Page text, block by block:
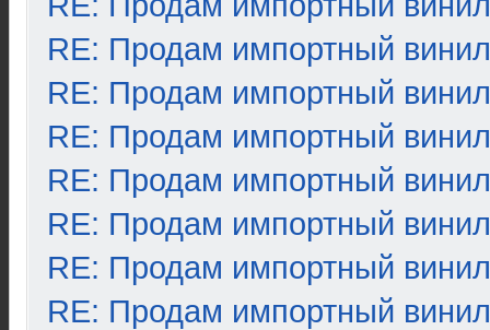
RE: Продам импортный винил
RE: Продам импортный винил
RE: Продам импортный винил
RE: Продам импортный винил
RE: Продам импортный винил
RE: Продам импортный винил
RE: Продам импортный винил